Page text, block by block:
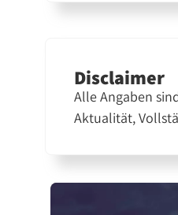
Disclaimer
Alle Angaben
Aktualität,